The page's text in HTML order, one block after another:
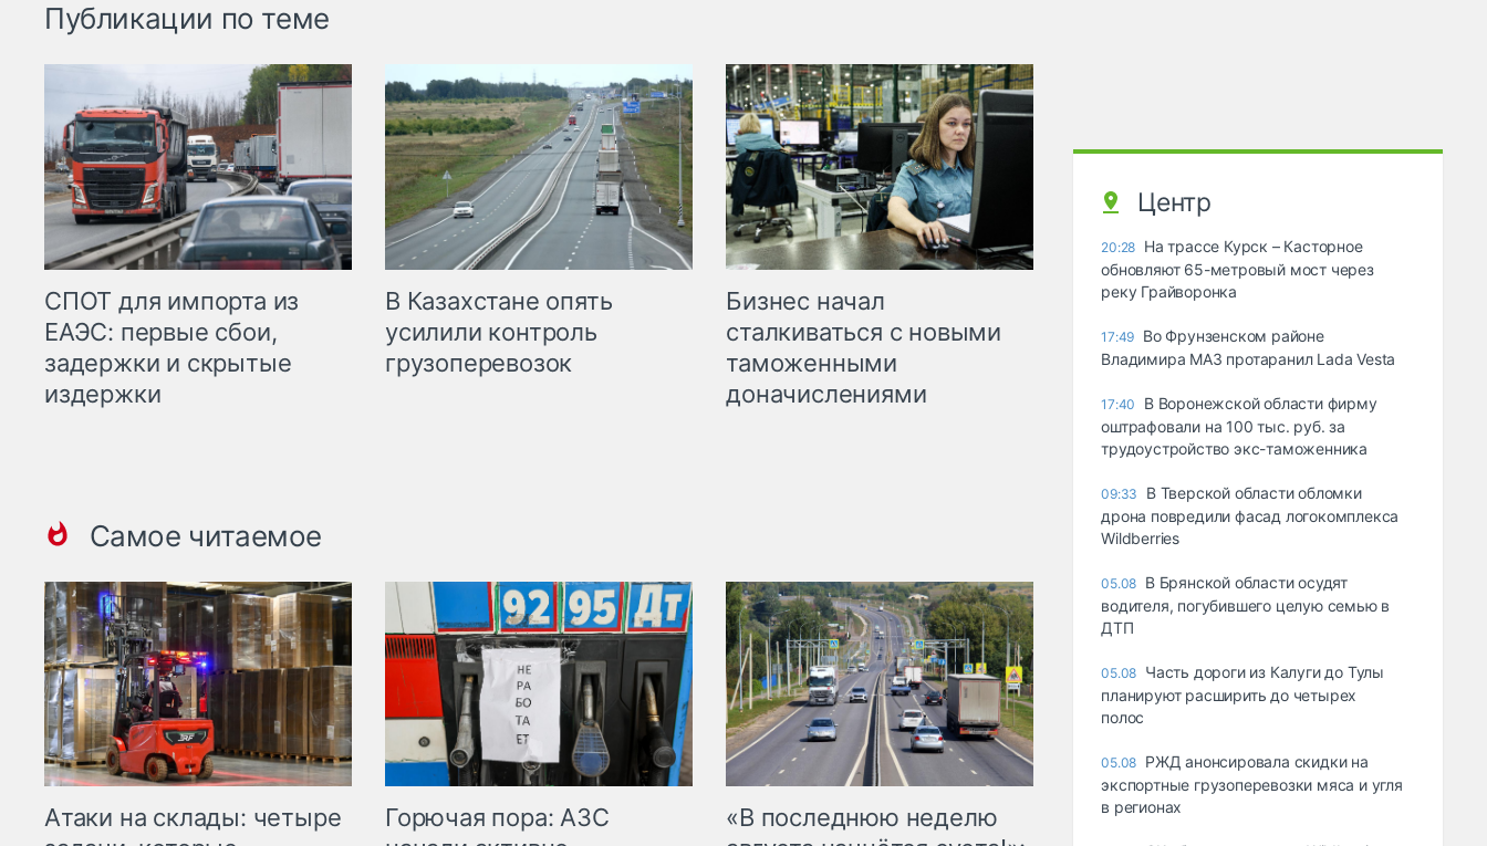
Публикации по теме
СПОТ для импорта из
ЕАЭС: первые сбои,
задержки и скрытые
издержки
В Казахстане опять
усилили контроль
грузоперевозок
Бизнес начал
сталкиваться с новыми
таможенными
доначислениями
Самое читаемое
Атаки на склады: четыре
Горючая пора: АЗС
«В последнюю неделю
Центр
20:28 На трассе Курск – Касторное
обновляют 65-метровый мост через
реку Грайворонка
17:49 Во Фрунзенском районе
Владимира МАЗ протаранил Lada Vesta
17:40
В Воронежской области фирму
оштрафовали на 100 тыс. руб. за
трудоустройство экс-таможенника
09:33
В Тверской области обломки
дрона повредили фасад логокомплекса
Wildberries
05.08 В Брянской области осудят
водителя, погубившего целую семью в
ДТП
05.08 Часть дороги из Калуги до Тулы
планируют расширить до четырех
полос
05.08 РЖД анонсировала скидки на
экспортные грузоперевозки мяса и угля
в регионах